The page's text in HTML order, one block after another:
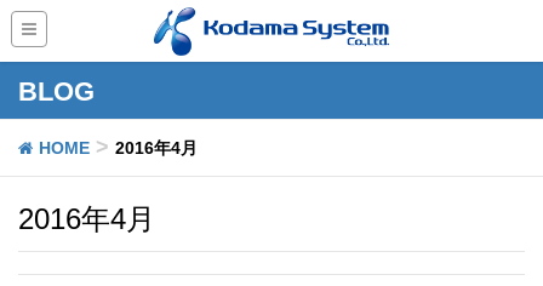
BLOG
HOME 2016年4月
2016年4月